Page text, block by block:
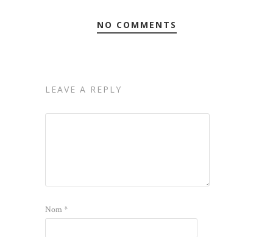
NO COMMENTS
LEAVE A REPLY
Nom*